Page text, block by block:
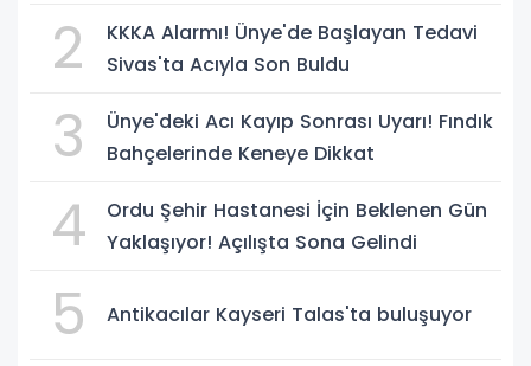
2
KKKA Alarmı! Ünye'de Başlayan Tedavi
Sivas'ta Acıyla Son Buldu
3
Ünye'deki Acı Kayıp Sonrası Uyarı! Fındık
Bahçelerinde Keneye Dikkat
4
Ordu Şehir Hastanesi İçin Beklenen Gün
Yaklaşıyor! Açılışta Sona Gelindi
5 Antikacılar Kayseri Talas'ta buluşuyor